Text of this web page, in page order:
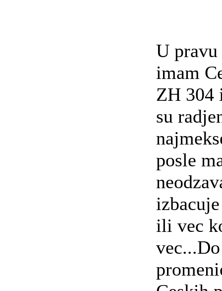
U
imam
ZH 304
su
posle
ili vec